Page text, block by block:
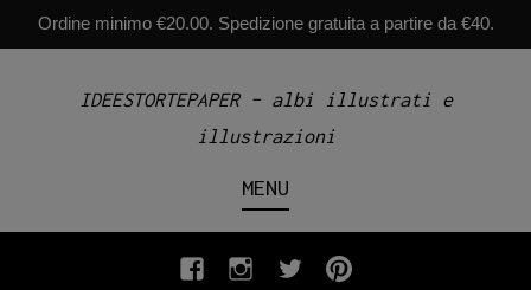
Ordine minimo €20.00. Spedizione gratuita a partire da €40.
IDEESTORTEPAPER – albi illustrati e
illustrazioni
MENU
fb INSTAGRAM
twiterpinterest